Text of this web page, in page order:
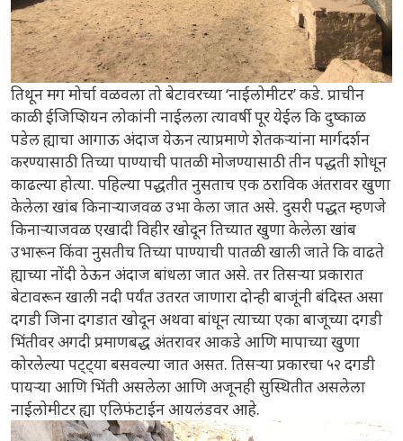
तिथून मग मोर्चा वळवला तो बेटावरच्या ‘नाईलोमीटर’ कडे. प्राचीन
काळी ईजिप्शियन लोकांनी नाईलला त्यावर्षी पूर येईल कि दुष्काळ
पडेल ह्याचा आगाऊ अंदाज येऊन त्याप्रमाणे शेतकऱ्यांना मार्गदर्शन
करण्यासाठी तिच्या पाण्याची पातळी मोजण्यासाठी तीन पद्धती शोधून
काढल्या होत्या. पहिल्या पद्धतीत नुसताच एक ठराविक अंतरावर खुणा
केलेला खांब किनाऱ्याजवळ उभा केला जात असे. दुसरी पद्धत म्हणजे
किनाऱ्याजवळ एखादी विहीर खोदून तिच्यात खुणा केलेला खांब
उभारून किंवा नुसतीच तिच्या पाण्याची पातळी खाली जाते कि वाढते
ह्याच्या नोंदी ठेऊन अंदाज बांधला जात असे. तर तिसऱ्या प्रकारात
बेटावरून खाली नदी पर्यंत उतरत जाणारा दोन्ही बाजूंनी बंदिस्त असा
दगडी जिना दगडात खोदून अथवा बांधून त्याच्या एका बाजूच्या दगडी
भिंतीवर अगदी प्रमाणबद्ध अंतरावर आकडे आणि मापाच्या खुणा
कोरलेल्या पट्ट्या बसवल्या जात असत. तिसऱ्या प्रकारचा ५२ दगडी
पायऱ्या आणि भिंती असलेला आणि अजूनही सुस्थितीत असलेला
नाईलोमीटर ह्या एलिफंटाईन आयलंडवर आहे.